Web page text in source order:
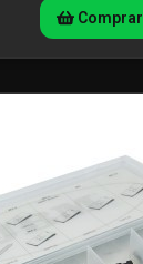
Comprar